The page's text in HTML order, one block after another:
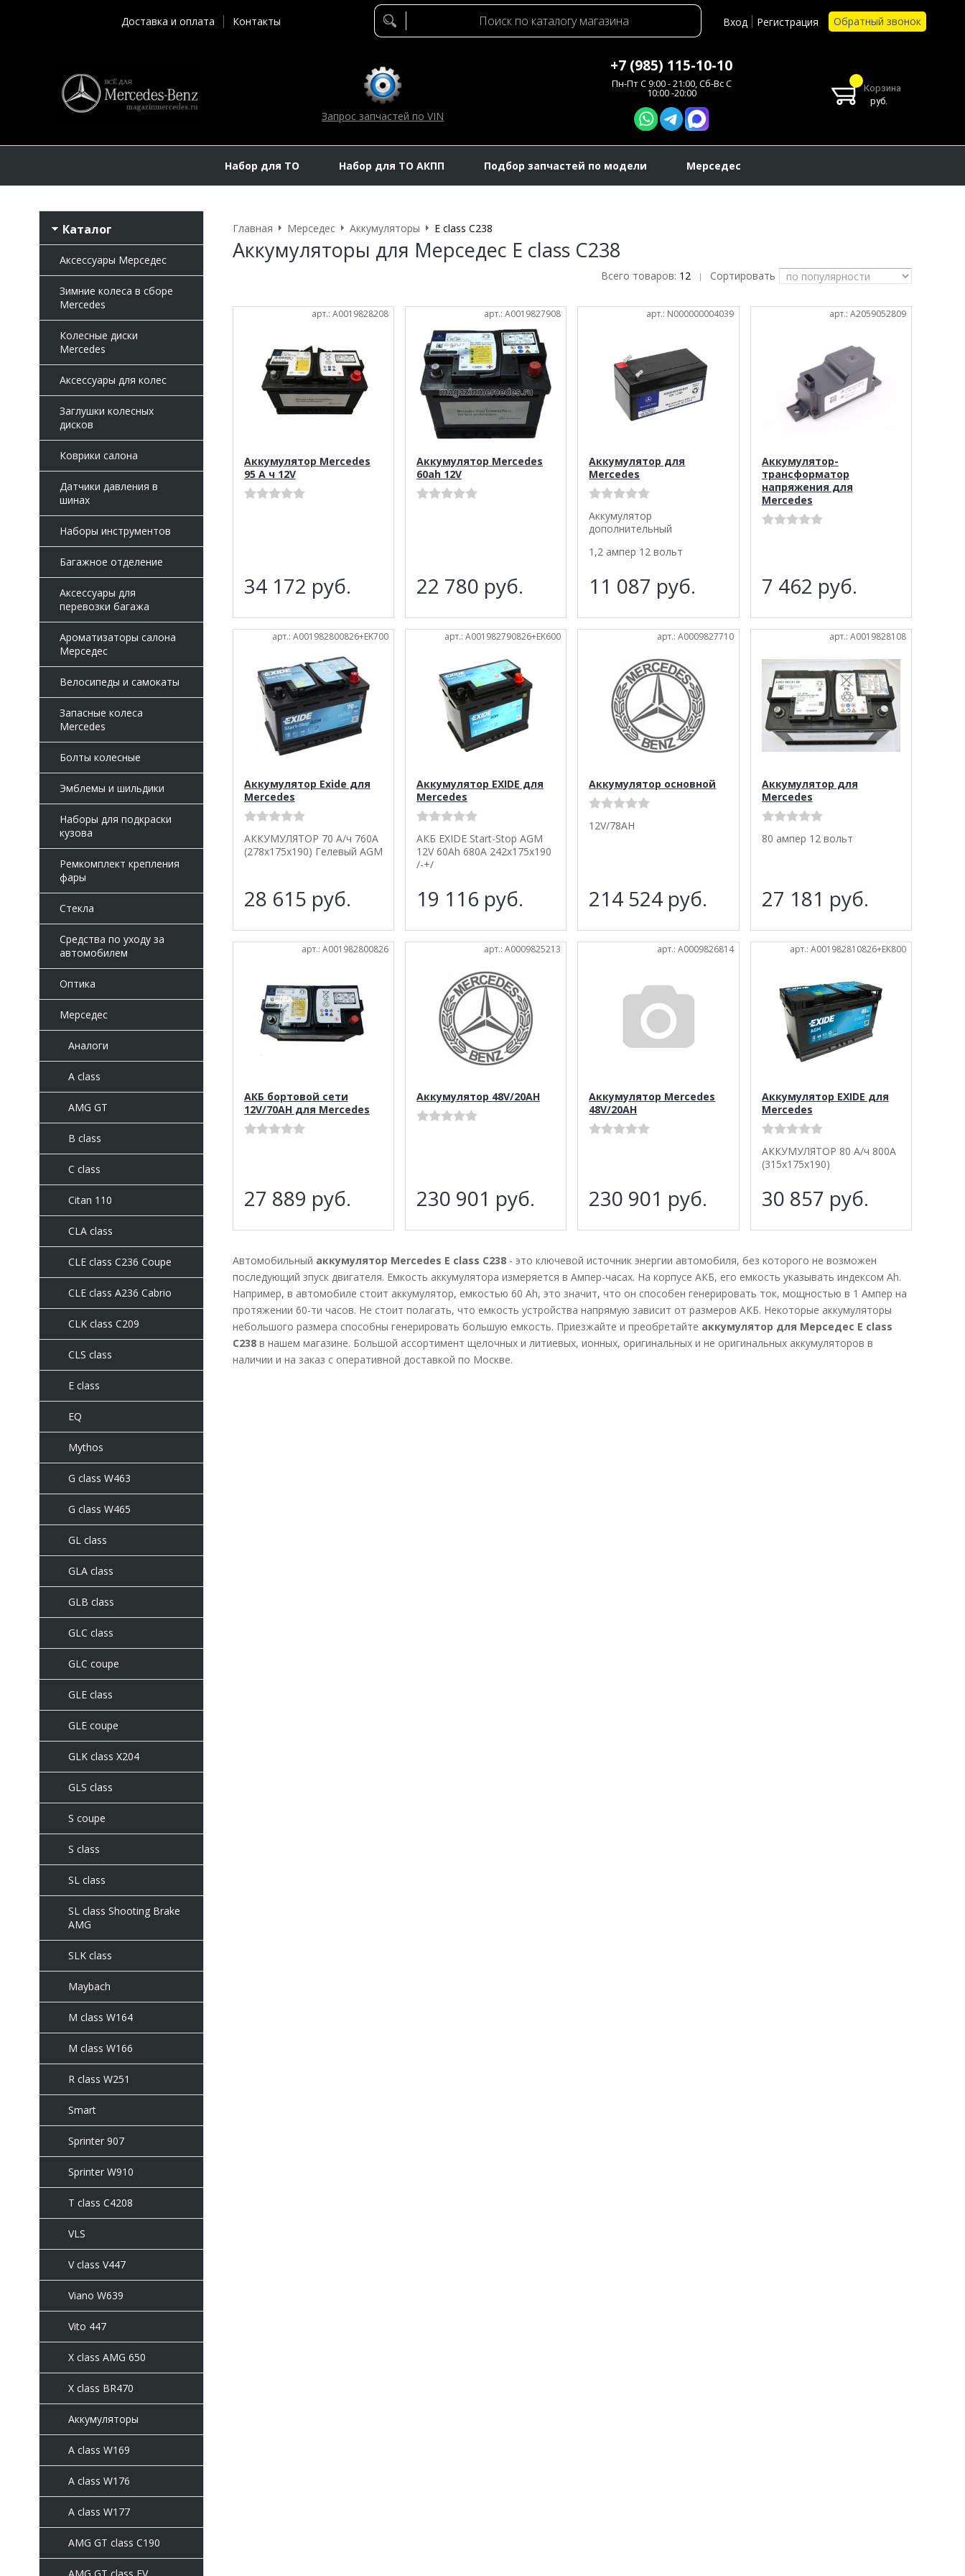
Доставка и оплата Контакты Вход Регистрация Обратный звонок
Запрос запчастей по VIN
+7 (985) 115-10-10
Пн-Пт C 9:00 - 21:00, Сб-Вс С
10:00 -20:00
Корзина
руб.
Набор для ТО Набор для ТО АКПП Подбор запчастей по модели Мерседес
Каталог
Аксессуары Мерседес
Зимние колеса в сборе
Mercedes
Колесные диски
Mercedes
Аксессуары для колес
Заглушки колесных
дисков
Коврики салона
Датчики давления в
шинах
Наборы инструментов
Багажное отделение
Аксессуары для
перевозки багажа
Ароматизаторы салона
Мерседес
Велосипеды и самокаты
Запасные колеса
Mercedes
Болты колесные
Эмблемы и шильдики
Наборы для подкраски
кузова
Ремкомплект крепления
фары
Стекла
Средства по уходу за
автомобилем
Оптика
Мерседес
Аналоги
A class
AMG GT
B class
C class
Citan 110
CLA class
CLE class C236 Coupe
CLE class A236 Cabrio
CLK class C209
CLS class
E class
EQ
Mythos
G class W463
G class W465
GL class
GLA class
GLB class
GLC class
GLC coupe
GLE class
GLE coupe
GLK class X204
GLS class
S coupe
S class
SL class
SL class Shooting Brake
AMG
SLK class
Maybach
M class W164
M class W166
R class W251
Smart
Sprinter 907
Sprinter W910
T class C4208
VLS
V class V447
Viano W639
Vito 447
X class AMG 650
X class BR470
Аккумуляторы
A class W169
A class W176
A class W177
AMG GT class C190
Главная Мерседес Аккумуляторы E class C238
Аккумуляторы для Мерседес E class C238
Всего товаров: 12 | Сортировать
арт.: A0019828208
Аккумулятор Mercedes
95 А ч 12V
34 172 руб.
арт.: A0019827908
Аккумулятор Mercedes
60ah 12V
22 780 руб.
арт.: N000000004039
Аккумулятор для
Mercedes
Аккумулятор
дополнительный
1,2 ампер 12 вольт
11 087 руб.
арт.: A2059052809
Аккумулятор-
трансформатор
напряжения для
Mercedes
7 462 руб.
арт.: A001982800826+EK700
Аккумулятор Exide для
Mercedes
АККУМУЛЯТОР 70 А/ч 760A
(278x175x190) Гелевый AGM
28 615 руб.
арт.: A001982790826+EK600
Аккумулятор EXIDE для
Mercedes
АКБ EXIDE Start-Stop AGM
12V 60Ah 680A 242x175x190
/-+/
19 116 руб.
арт.: A0009827710
Аккумулятор основной
12V/78AH
214 524 руб.
арт.: A0019828108
Аккумулятор для
Mercedes
80 ампер 12 вольт
27 181 руб.
арт.: A001982800826
АКБ бортовой сети
12V/70AH для Mercedes
27 889 руб.
арт.: A0009825213
Аккумулятор 48V/20AH
230 901 руб.
арт.: A0009826814
Аккумулятор Mercedes
48V/20AH
230 901 руб.
арт.: A001982810826+EK800
Аккумулятор EXIDE для
Mercedes
АККУМУЛЯТОР 80 А/ч 800A
(315x175x190)
30 857 руб.
Автомобильный аккумулятор Mercedes E class C238- это ключевой источник энергии автомобиля, без которого не возможен
последующий зпуск двигателя. Емкость аккумулятора измеряется в Ампер-часах. На корпусе АКБ, его емкость указывать индексом Ah.
Например, в автомобиле стоит аккумулятор, емкостью 60 Ah, это значит, что он способен генерировать ток, мощностью в 1 Ампер на
протяжении 60-ти часов. Не стоит полагать, что емкость устройства напрямую зависит от размеров АКБ. Некоторые аккумуляторы
небольшого размера способны генерировать большую емкость. Приезжайте и преобретайте аккумулятор для Мерседес E class
C238в нашем магазине. Большой ассортимент щелочных и литиевых, ионных, оригинальных и не оригинальных аккумуляторов в
наличии и на заказ с оперативной доставкой по Москве.